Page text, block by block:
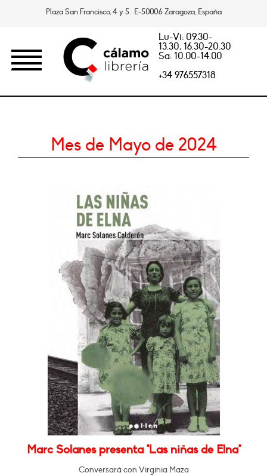
Plaza San Francisco, 4 y 5. E-50006 Zaragoza, España
Lu-Vi: 09.30-
13.30, 16.30-20.30
Sa: 10.00-14.00
+34 976557318
Mes de Mayo de 2024
Marc Solanes presenta "Las niñas de Elna"
Conversará con Virginia Maza